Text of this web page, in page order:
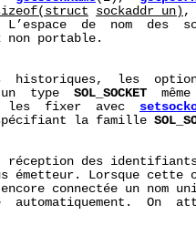
sockaddr_un) ,
L’espace  de  nom  des
non portable.
historiques,  les
un  type
SOL_SOCKET
même
les  fixer  avec
la famille
réception des
émetteur. Lorsque cette
connectée un nom
automatiquement.  On